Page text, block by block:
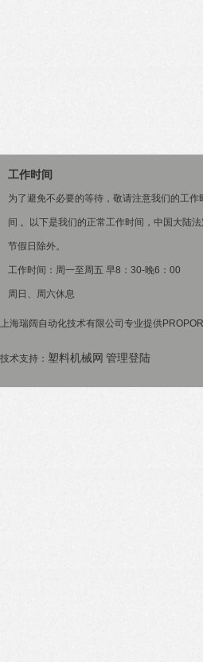
工作时间
为了避免不必要的等待，敬请注意我们的工作
间 。以下是我们的正常工作时间，中国大陆法
节假日除外。
工作时间：周一至周五 早8：30-晚6：00
周日、周六休息
上海瑞阔自动化技术有限公司专业提供
技术支持： 塑料机械网 管理登陆